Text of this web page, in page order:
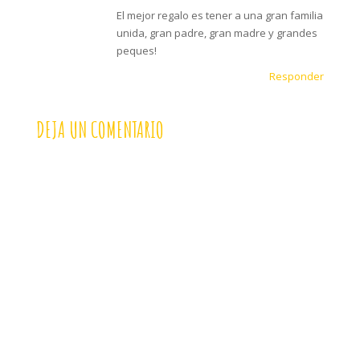
El mejor regalo es tener a una gran familia
unida, gran padre, gran madre y grandes
peques!
Responder
DEJA UN COMENTARIO